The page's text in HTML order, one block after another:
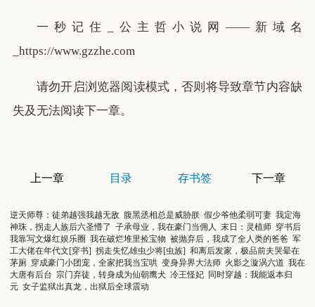
一秒记住_公主哲小说网——新域名
_https://www.gzzhe.com
请勿开启浏览器阅读模式，否则将导致章节内容缺
失及无法阅读下一章。
上一章 目录 存书签 下一章
逆天师尊：徒弟越强我越无敌 腹黑丞相总是威胁朕 假少爷他柔弱可妻 我定海
神珠，拐走人族后六圣懵了 子承母业，我在豪门当佣人 末日：灵植师 穿书后
我靠写文爆红娱乐圈 我在破烂堆里捡宝物 被抛弃后，我成了全人类的爸爸 军
工大佬在年代文[穿书] 拐走失忆雄虫少将[虫族] 和离后发家，极品前夫哭晕在
茅厕 穿成豪门小团宠，全家把我当宝哄 变身异界大法师 火影之漩涡六道 我在
大唐有后台 宗门弃徒，转身成为仙朝鹰犬 冷王怪妃 同时穿越：我能返本归
元 女子监狱出真龙，出狱后全球震动